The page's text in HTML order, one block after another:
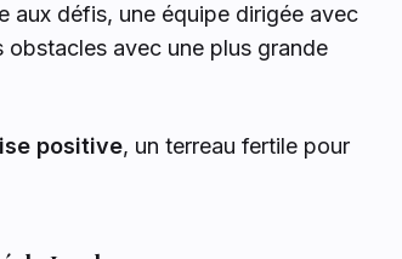
aux défis, une équipe dirigée avec
obstacles avec une plus grande
positive, un terreau fertile pour